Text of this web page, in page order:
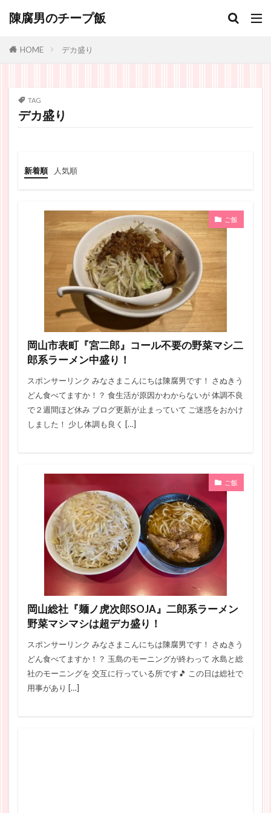
陳腐男のチープ飯
HOME デカ盛り
TAG
デカ盛り
新着順 人気順
ご飯
岡山市表町『宮二郎』コール不要の野菜マシ二
郎系ラーメン中盛り！
スポンサーリンク みなさまこんにちは陳腐男です！ さぬきう
どん食べてますか！？ 食生活が原因かわからないが 体調不良
で２週間ほど休み ブログ更新が止まっていて ご迷惑をおかけ
しました！ 少し体調も良く […]
ご飯
岡山総社『麺ノ虎次郎SOJA』二郎系ラーメン
野菜マシマシは超デカ盛り！
スポンサーリンク みなさまこんにちは陳腐男です！ さぬきう
どん食べてますか！？ 玉島のモーニングが終わって 水島と総
社のモーニングを 交互に行っている所です🎵 この日は総社で
用事があり […]